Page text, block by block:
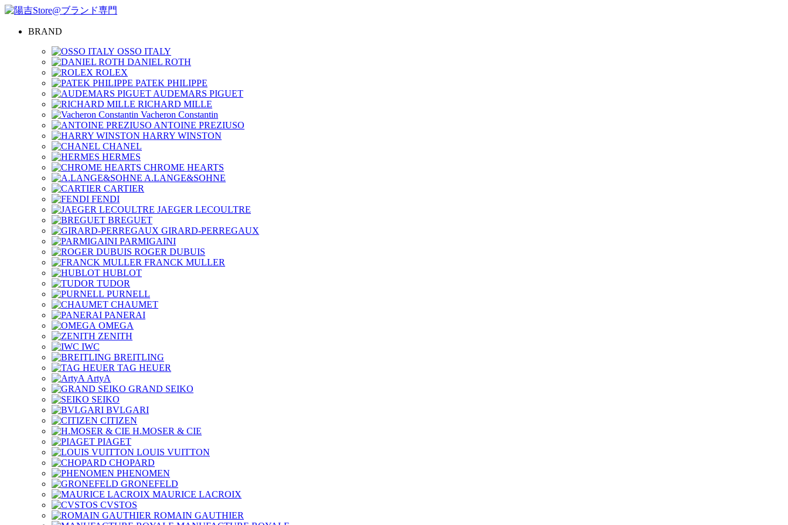
BRAND
OSSO ITALY
DANIEL ROTH
ROLEX
PATEK PHILIPPE
AUDEMARS PIGUET
RICHARD MILLE
Vacheron Constantin
ANTOINE PREZIUSO
HARRY WINSTON
CHANEL
HERMES
CHROME HEARTS
A.LANGE&SOHNE
CARTIER
FENDI
JAEGER LECOULTRE
BREGUET
GIRARD-PERREGAUX
PARMIGAINI
ROGER DUBUIS
FRANCK MULLER
HUBLOT
TUDOR
PURNELL
CHAUMET
PANERAI
OMEGA
ZENITH
IWC
BREITLING
TAG HEUER
ArtyA
GRAND SEIKO
SEIKO
BVLGARI
CITIZEN
H.MOSER & CIE
PIAGET
LOUIS VUITTON
CHOPARD
PHENOMEN
GRONEFELD
MAURICE LACROIX
CVSTOS
ROMAIN GAUTHIER